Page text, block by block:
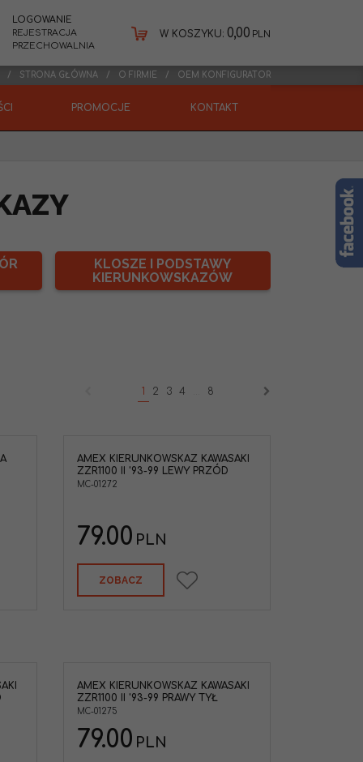
LOGOWANIE
REJESTRACJA
PRZECHOWALNIA
W KOSZYKU: 0,00 PLN
STRONA GŁÓWNA O FIRMIE OEM KONFIGURATOR
PROMOCJE KONTAKT
KLOSZE I PODSTAWY
KIERUNKOWSKAZÓW
1 2 3 4 8
AMEX KIERUNKOWSKAZ KAWASAKI
ZZR1100 II '93-99 LEWY PRZÓD
MC-01272
79.00 PLN
ZOBACZ
AMEX KIERUNKOWSKAZ KAWASAKI
ZZR1100 II '93-99 PRAWY TYŁ
MC-01275
79.00 PLN